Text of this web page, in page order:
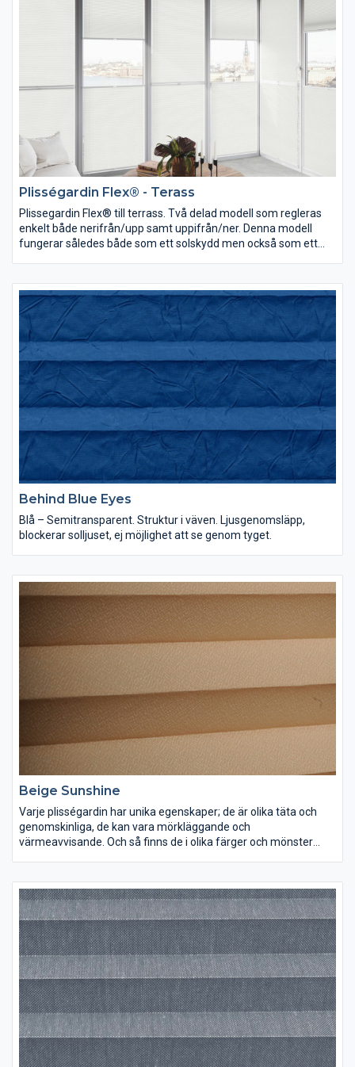
Plisségardin Flex® - Terass
Plissegardin Flex® till terrass. Två delad modell som regleras
enkelt både nerifrån/upp samt uppifrån/ner. Denna modell
fungerar således både som ett solskydd men också som ett
Behind Blue Eyes
Blå – Semitransparent. Struktur i väven. Ljusgenomsläpp,
blockerar solljuset, ej möjlighet att se genom tyget.
Beige Sunshine
Varje plisségardin har unika egenskaper; de är olika täta och
genomskinliga, de kan vara mörkläggande och
värmeavvisande. Och så finns de i olika färger och mönster